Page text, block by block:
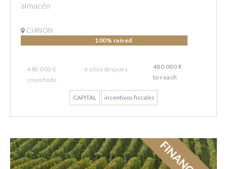
almacén
CHINON
100% raised
480 000 €
cosechado
6 años después
480 000 €
to reach
CAPITAL incentivos fiscales